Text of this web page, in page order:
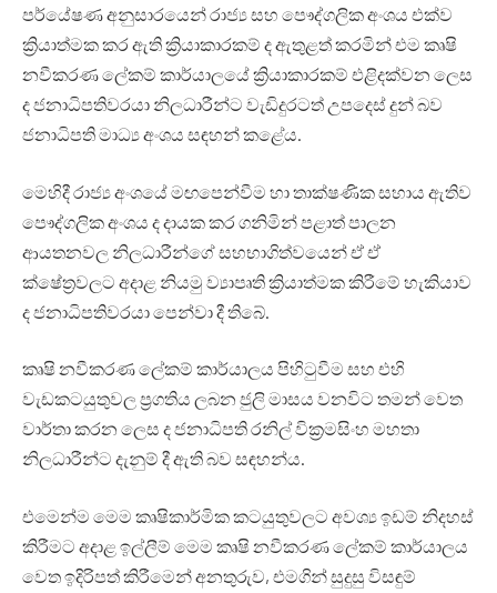
පර්යේෂණ අනුසාරයෙන් රාජ්‍ය සහ පෞද්ගලික අංශය එක්ව
ක්‍රියාත්මක කර ඇති ක්‍රියාකාරකම් ද ඇතුළත් කරමින් එම කෘෂි
නවීකරණ ලේකම් කාර්යාලයේ ක්‍රියාකාරකම් එළිදක්වන ලෙස
ද ජනාධිපතිවරයා නිලධාරීන්ට වැඩිදුරටත් උපදෙස් දුන් බව
ජනාධිපති මාධ්‍ය අංශය සඳහන් කළේය.
මෙහිදී රාජ්‍ය අංශයේ මඟපෙන්වීම හා තාක්ෂණික සහාය ඇතිව
පෞද්ගලික අංශය ද දායක කර ගනිමින් පළාත් පාලන
ආයතනවල නිලධාරීන්ගේ සහභාගිත්වයෙන් ඒ ඒ
ක්ෂේත්‍රවලට අදාළ නියමු ව්‍යාපෘති ක්‍රියාත්මක කිරීමේ හැකියාව
ද ජනාධිපතිවරයා පෙන්වා දී තිබේ.
කෘෂි නවීකරණ ලේකම් කාර්යාලය පිහිටුවීම සහ එහි
වැඩකටයුතුවල ප්‍රගතිය ලබන ජුලි මාසය වනවිට තමන් වෙත
වාර්තා කරන ලෙස ද ජනාධිපති රනිල් වික්‍රමසිංහ මහතා
නිලධාරීන්ට දැනුම් දී ඇති බව සඳහන්ය.
එමෙන්ම මෙම කෘෂිකාර්මික කටයුතුවලට අවශ්‍ය ඉඩම් නිදහස්
කිරීමට අදාළ ඉල්ලීම් මෙම කෘෂි නවීකරණ ලේකම් කාර්යාලය
වෙත ඉදිරිපත් කිරීමෙන් අනතුරුව, එමගින් සුදුසු විසඳුම්